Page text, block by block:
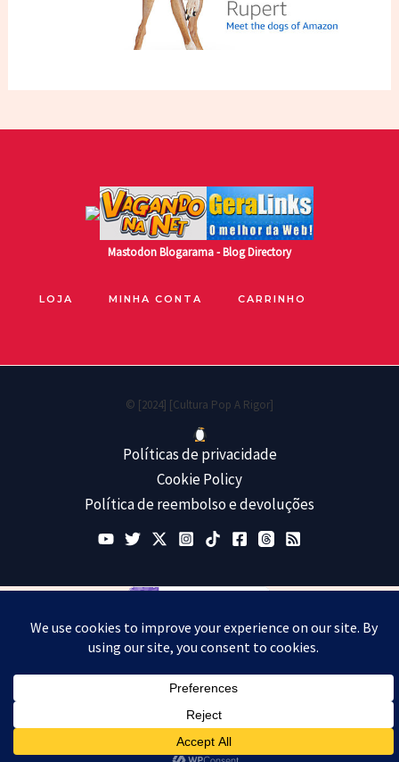
MastodonBlogarama - Blog Directory
LOJA MINHA CONTA CARRINHO
© [2024] [Cultura Pop A Rigor]
Políticas de privacidade
Cookie Policy
Política de reembolso e devoluções